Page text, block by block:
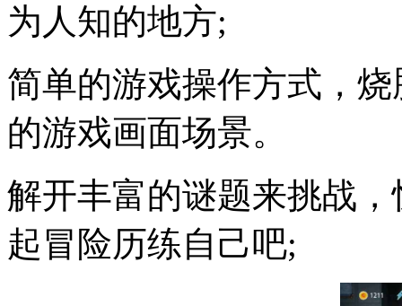
为人知的地方;
简单的游戏操作方式，
的游戏画面场景。
解开丰富的谜题来挑战
起冒险历练自己吧;